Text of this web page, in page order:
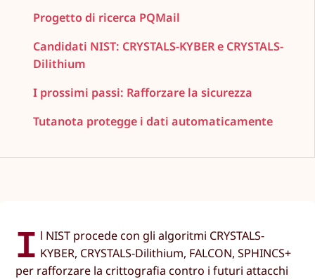
Progetto di ricerca PQMail
Candidati NIST: CRYSTALS-KYBER e CRYSTALS-
Dilithium
I prossimi passi: Rafforzare la sicurezza
Tutanota protegge i dati automaticamente
I l NIST procede con gli algoritmi CRYSTALS-
KYBER, CRYSTALS-Dilithium, FALCON, SPHINCS+
per rafforzare la crittografia contro i futuri attacchi